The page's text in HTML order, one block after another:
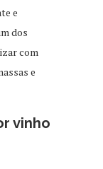
e
dos
com
e
vinho